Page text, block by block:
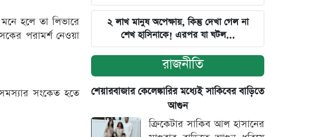
হলে তা লিভারে
পরামর্শ নেওয়া
সংকেত হতে
২ লাখ মানুষ অপেক্ষায়, কিন্তু দেখা গেল না
শেখ হাসিনাকে! এরপর যা ঘটল...
রাজনীতি
শেয়ারবাজার কেলেঙ্কারির মধ্যেই সাকিবের বাড়িতে
আগুন
ক্রিকেটার সাকিব আল হাসানের